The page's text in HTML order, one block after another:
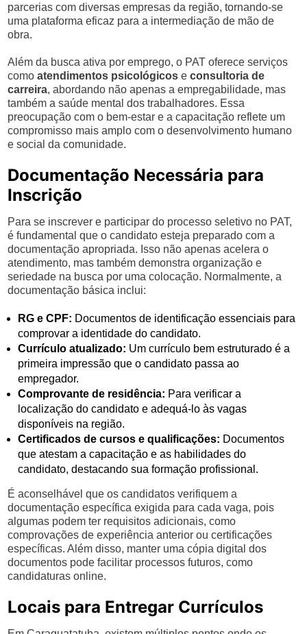
parcerias com diversas empresas da região, tornando-se
uma plataforma eficaz para a intermediação de mão de
obra.
Além da busca ativa por emprego, o PAT oferece serviços
comoatendimentos psicológicos econsultoria de
carreira, abordando não apenas a empregabilidade, mas
também a saúde mental dos trabalhadores. Essa
preocupação com o bem-estar e a capacitação reflete um
compromisso mais amplo com o desenvolvimento humano
e social da comunidade.
Documentação Necessária para
Inscrição
Para se inscrever e participar do processo seletivo no PAT,
é fundamental que o candidato esteja preparado com a
documentação apropriada. Isso não apenas acelera o
atendimento, mas também demonstra organização e
seriedade na busca por uma colocação. Normalmente, a
documentação básica inclui:
RG e CPF: Documentos de identificação essenciais para
comprovar a identidade do candidato.
Currículo atualizado: Um currículo bem estruturado é a
primeira impressão que o candidato passa ao
empregador.
Comprovante de residência: Para verificar a
localização do candidato e adequá-lo às vagas
disponíveis na região.
Certificados de cursos e qualificações: Documentos
que atestam a capacitação e as habilidades do
candidato, destacando sua formação profissional.
É aconselhável que os candidatos verifiquem a
documentação específica exigida para cada vaga, pois
algumas podem ter requisitos adicionais, como
comprovações de experiência anterior ou certificações
específicas. Além disso, manter uma cópia digital dos
documentos pode facilitar processos futuros, como
candidaturas online.
Locais para Entregar Currículos